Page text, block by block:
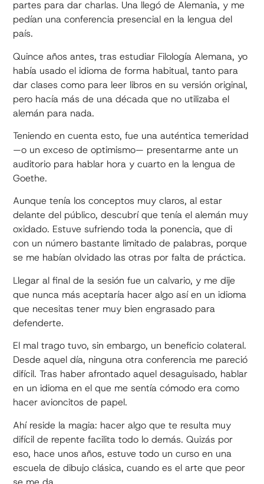
partes para dar charlas. Una llegó de Alemania, y me
pedían una conferencia presencial en la lengua del
país.
Quince años antes, tras estudiar Filología Alemana, yo
había usado el idioma de forma habitual, tanto para
dar clases como para leer libros en su versión original,
pero hacía más de una década que no utilizaba el
alemán para nada.
Teniendo en cuenta esto, fue una auténtica temeridad
—o un exceso de optimismo— presentarme ante un
auditorio para hablar hora y cuarto en la lengua de
Goethe.
Aunque tenía los conceptos muy claros, al estar
delante del público, descubrí que tenía el alemán muy
oxidado. Estuve sufriendo toda la ponencia, que di
con un número bastante limitado de palabras, porque
se me habían olvidado las otras por falta de práctica.
Llegar al final de la sesión fue un calvario, y me dije
que nunca más aceptaría hacer algo así en un idioma
que necesitas tener muy bien engrasado para
defenderte.
El mal trago tuvo, sin embargo, un beneficio colateral.
Desde aquel día, ninguna otra conferencia me pareció
difícil. Tras haber afrontado aquel desaguisado, hablar
en un idioma en el que me sentía cómodo era como
hacer avioncitos de papel.
Ahí reside la magia: hacer algo que te resulta muy
difícil de repente facilita todo lo demás. Quizás por
eso, hace unos años, estuve todo un curso en una
escuela de dibujo clásica, cuando es el arte que peor